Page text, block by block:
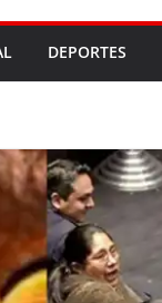
11,37 este
nuevoDEPORTES